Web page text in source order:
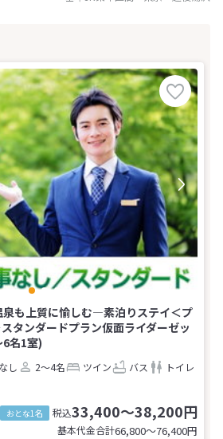
泉も上質に愉しむ—素泊りステイ＜プ
タンダードプラン仮面ライダーゼッ
名1室)
し 2～4名 ツイン バス
トイレ
おとな1名 税込33,400～38,200円
基本代金合計66,800〜76,400円